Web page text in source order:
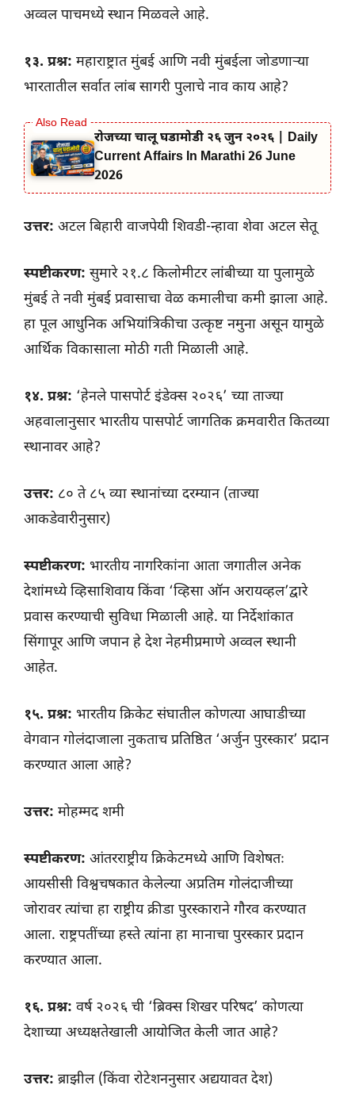
अव्वल पाचमध्ये स्थान मिळवले आहे.
१३. प्रश्न: महाराष्ट्रात मुंबई आणि नवी मुंबईला जोडणाऱ्या
भारतातील सर्वात लांब सागरी पुलाचे नाव काय आहे?
रोजच्या चालू घडामोडी २६ जुन २०२६ | Daily
Current Affairs In Marathi 26 June
2026
उत्तर: अटल बिहारी वाजपेयी शिवडी-न्हावा शेवा अटल सेतू
स्पष्टीकरण: सुमारे २१.८ किलोमीटर लांबीच्या या पुलामुळे
मुंबई ते नवी मुंबई प्रवासाचा वेळ कमालीचा कमी झाला आहे.
हा पूल आधुनिक अभियांत्रिकीचा उत्कृष्ट नमुना असून यामुळे
आर्थिक विकासाला मोठी गती मिळाली आहे.
१४. प्रश्न: ‘हेनले पासपोर्ट इंडेक्स २०२६’ च्या ताज्या
अहवालानुसार भारतीय पासपोर्ट जागतिक क्रमवारीत कितव्या
स्थानावर आहे?
उत्तर: ८० ते ८५ व्या स्थानांच्या दरम्यान (ताज्या
आकडेवारीनुसार)
स्पष्टीकरण: भारतीय नागरिकांना आता जगातील अनेक
देशांमध्ये व्हिसाशिवाय किंवा ‘व्हिसा ऑन अरायव्हल’द्वारे
प्रवास करण्याची सुविधा मिळाली आहे. या निर्देशांकात
सिंगापूर आणि जपान हे देश नेहमीप्रमाणे अव्वल स्थानी
आहेत.
१५. प्रश्न: भारतीय क्रिकेट संघातील कोणत्या आघाडीच्या
वेगवान गोलंदाजाला नुकताच प्रतिष्ठित ‘अर्जुन पुरस्कार’ प्रदान
करण्यात आला आहे?
उत्तर: मोहम्मद शमी
स्पष्टीकरण: आंतरराष्ट्रीय क्रिकेटमध्ये आणि विशेषतः
आयसीसी विश्वचषकात केलेल्या अप्रतिम गोलंदाजीच्या
जोरावर त्यांचा हा राष्ट्रीय क्रीडा पुरस्काराने गौरव करण्यात
आला. राष्ट्रपतींच्या हस्ते त्यांना हा मानाचा पुरस्कार प्रदान
करण्यात आला.
१६. प्रश्न: वर्ष २०२६ ची ‘ब्रिक्स शिखर परिषद’ कोणत्या
देशाच्या अध्यक्षतेखाली आयोजित केली जात आहे?
उत्तर: ब्राझील (किंवा रोटेशननुसार अद्ययावत देश)